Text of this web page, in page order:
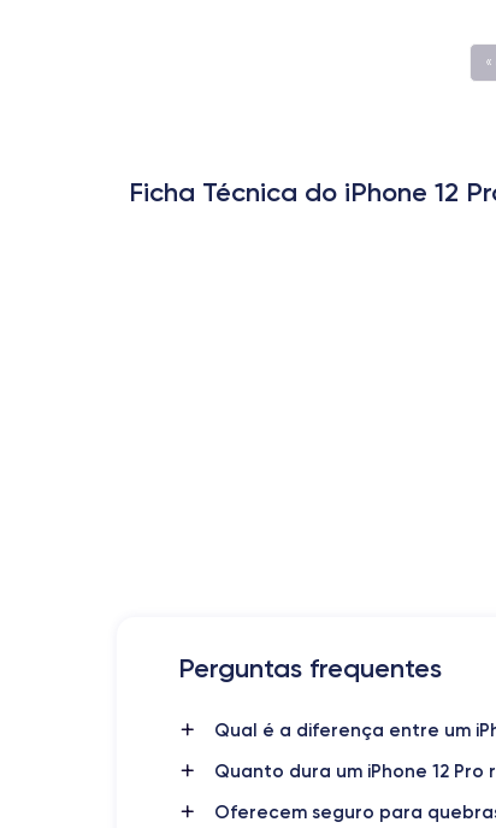
Ficha Técnica do iPhone 12
13/10/2020
Dimensões
146,7×71,5×7,4 mm
Perguntas frequentes
Qual é a diferença entre um
Quanto dura um iPhone 12 Pro
Oferecem seguro para